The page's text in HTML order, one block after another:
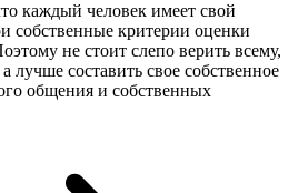
каждый человек имеет свой
собственные критерии оценки
не стоит слепо верить всему,
лучше составить свое собственное
общения и собственных